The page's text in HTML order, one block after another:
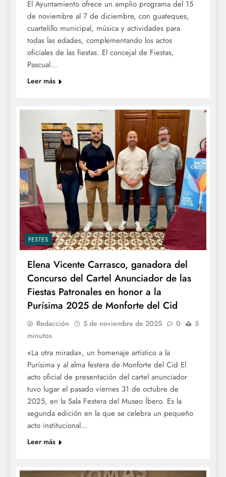
El Ayuntamiento ofrece un amplio programa del 15
de noviembre al 7 de diciembre, con guateques,
cuartelillo municipal, música y actividades para
todas las edades, complementando los actos
oficiales de las fiestas. El concejal de Fiestas,
Pascual…
Leer más
FESTES
Elena Vicente Carrasco, ganadora del
Concurso del Cartel Anunciador de las
Fiestas Patronales en honor a la
Purísima 2025 de Monforte del Cid
Redacción 5 de noviembre de 2025 0
5
minutos
«La otra mirada», un homenaje artístico a la
Purísima y al alma festera de Monforte del Cid El
acto oficial de presentación del cartel anunciador
tuvo lugar el pasado viernes 31 de octubre de
2025, en la Sala Festera del Museo Íbero. Es la
segunda edición en la que se celebra un pequeño
acto institucional…
Leer más